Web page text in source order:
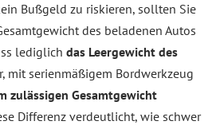
Bußgeld zu riskieren, sollten Sie
des beladenen Autos
lediglich das Leergewicht des
mit serienmäßigem Bordwerkzeug
zulässigen Gesamtgewicht
Differenz verdeutlicht, wie schwer